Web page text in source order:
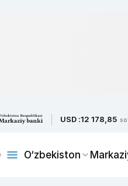
USD :12 178,85
O‘zbekiston